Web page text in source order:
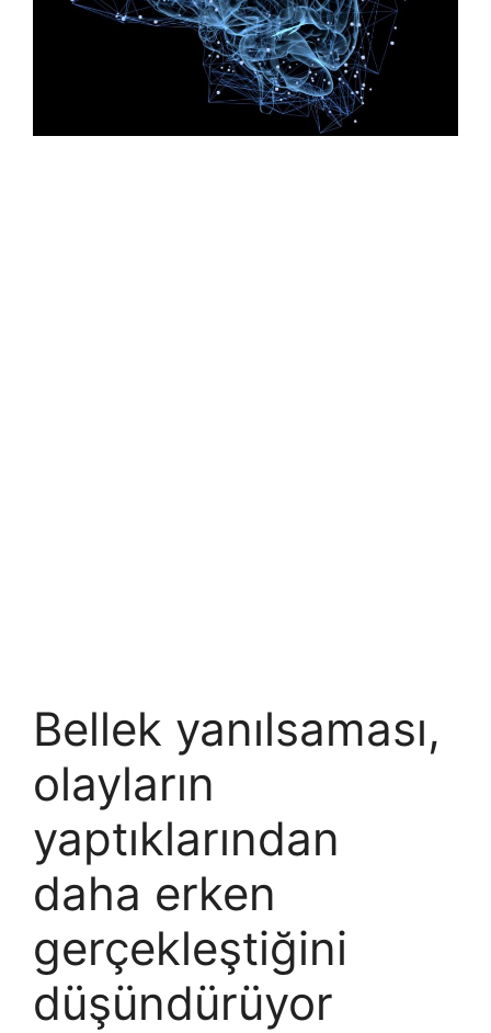
Bellek yanılsaması,
olayların
yaptıklarından
daha erken
gerçekleştiğini
düşündürüyor